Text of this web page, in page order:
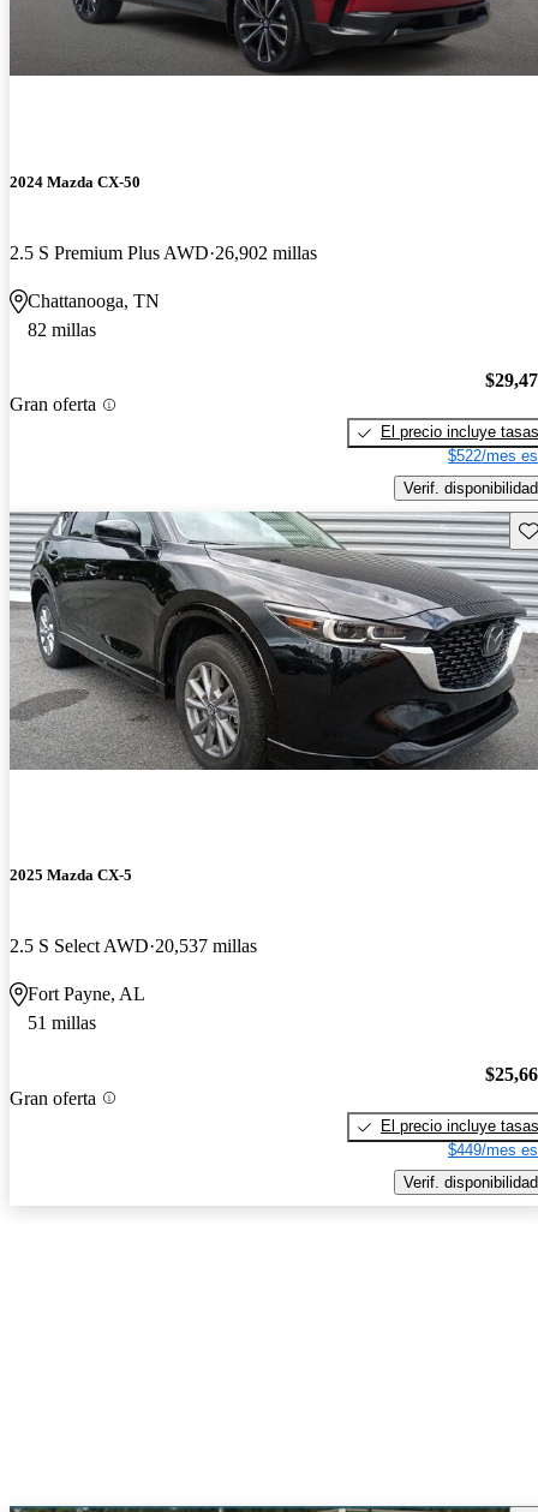
2024 Mazda CX-50
2.5 S Premium Plus AWD 26,902 millas
Chattanooga, TN
82 millas
Gran oferta
El precio incluye tasas
$522/mes
Verif. disponibilidad
2025 Mazda CX-5
2.5 S Select AWD 20,537 millas
Fort Payne, AL
51 millas
Gran oferta
El precio incluye tasas
$449/mes
Verif. disponibilidad